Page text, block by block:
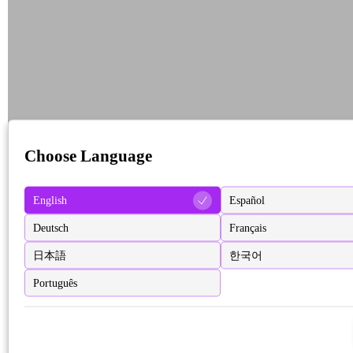
Choose Language
English Español
Deutsch Français
日本語 한국어
Português